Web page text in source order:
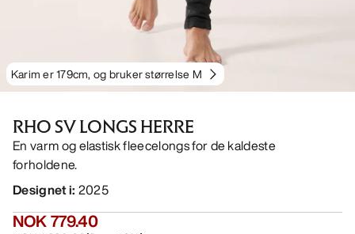
Karim er 179cm, og bruker størrelse M
RHO SV LONGS HERRE
En varm og elastisk fleecelongs for de kaldeste
forholdene.
Designet i: 2025
NOK 779.40